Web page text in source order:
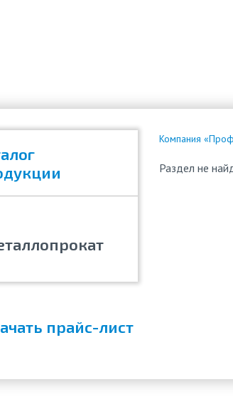
прайс-лист
Компания
Раздел не